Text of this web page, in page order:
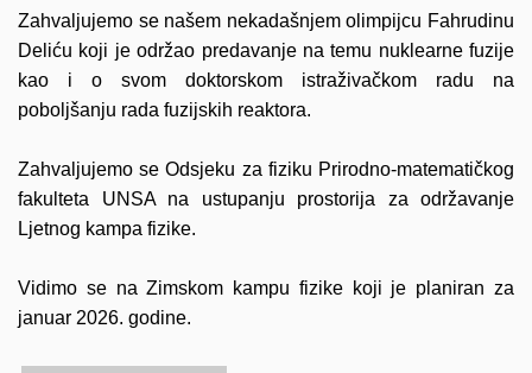
Zahvaljujemo se našem nekadašnjem olimpijcu Fahrudinu
Deliću koji je održao predavanje na temu nuklearne fuzije
kao i o svom doktorskom istraživačkom radu na
poboljšanju rada fuzijskih reaktora.
Zahvaljujemo seOdsjeku za fiziku Prirodno-matematičkog
fakulteta UNSAna ustupanju prostorija za održavanje
Ljetnog kampa fizike.
Vidimo se na Zimskom kampu fizike koji je planiran za
januar 2026. godine.